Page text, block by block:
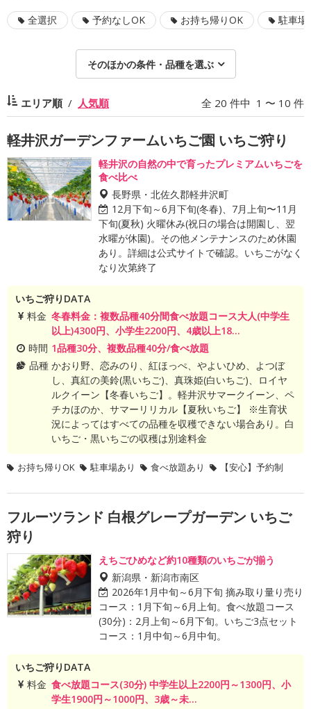
全選択 予約なしOK お持ち帰りOK 駐車場
そのほかの条件・品種を選ぶ
エリア順 人気順 全 20 件中 1 〜 10 件
軽井沢ガーデンファームいちご園 いちご狩り
軽井沢の自然の中で育ったプレミアムいちごを
食べ比べ
長野県・北佐久郡軽井沢町
12月下旬～6月下旬(冬春)、7月上旬〜11月
下旬(夏秋) 火曜休み(祝日の場合は開園し、翌
水曜が休園)。その他メンテナンスのため休園
あり。詳細は公式サイトで確認。いちごがなく
なり次第終了
いちご狩りDATA
料金 冬春料金：複数品種40分間食べ放題コース大人(中学生
以上)4300円、小学生2200円、4歳以上18...
時間 1品種30分、複数品種40分/食べ放題
品種 かおり野、恋みのり、紅ほっぺ、やよいひめ、よつぼ
し、真紅の美鈴(黒いちご)、真珠姫(白いちご)、ロイヤ
ルクイーン【冬春いちご】。軽井沢サマークイーン、ペ
チカほのか、サマーリリカル【夏秋いちご】 ※生育状
況によってはすべての品種を収穫できない場合あり。白
いちご・黒いちごの収穫は別途料金
お持ち帰りOK 駐車場あり 食べ放題あり 【安心】予約制
フルーツランド 白根グレープガーデン いちご
狩り
えちごひめなど約10種類のいちごが揃う
新潟県・新潟市南区
2026年1月中旬～6月下旬 摘み取り量り売り
コース：1月下旬～6月上旬。食べ放題コース
(30分)：2月上旬～6月下旬。いちご3点セット
コース：1月中旬～6月中旬。
いちご狩りDATA
料金 食べ放題コース(30分) 中学生以上2200円～1300円、小
学生1900円～1000円、3歳～未...